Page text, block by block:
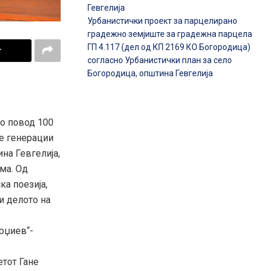
повод 100
генерации
Гевгелија,
Од
поезија,
делото на
Гане
Гевгелија
Урбанистички проект за парцелирано
градежно земјиште за градежна парцела
ГП 4.117 (дел од КП 2169 КО Богородица)
согласно Урбанистички план за село
Богородица, општина Гевгелија